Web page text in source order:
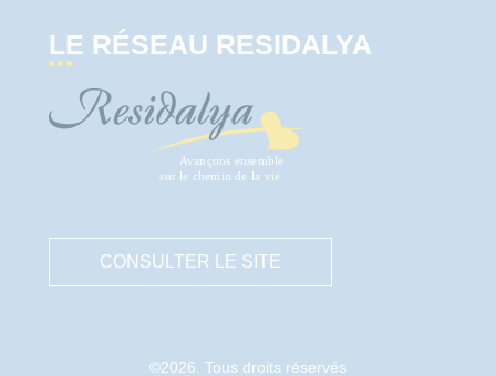
LE RÉSEAU RESIDALYA
CONSULTER LE SITE
©2026. Tous droits réservés